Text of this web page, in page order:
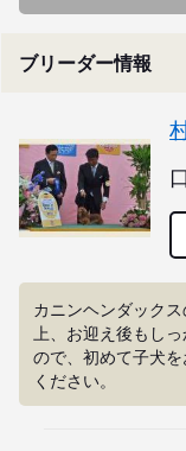
ブリーダー情報
カニンヘンダック
上、お迎え後もし
ので、初めて子犬
ください。